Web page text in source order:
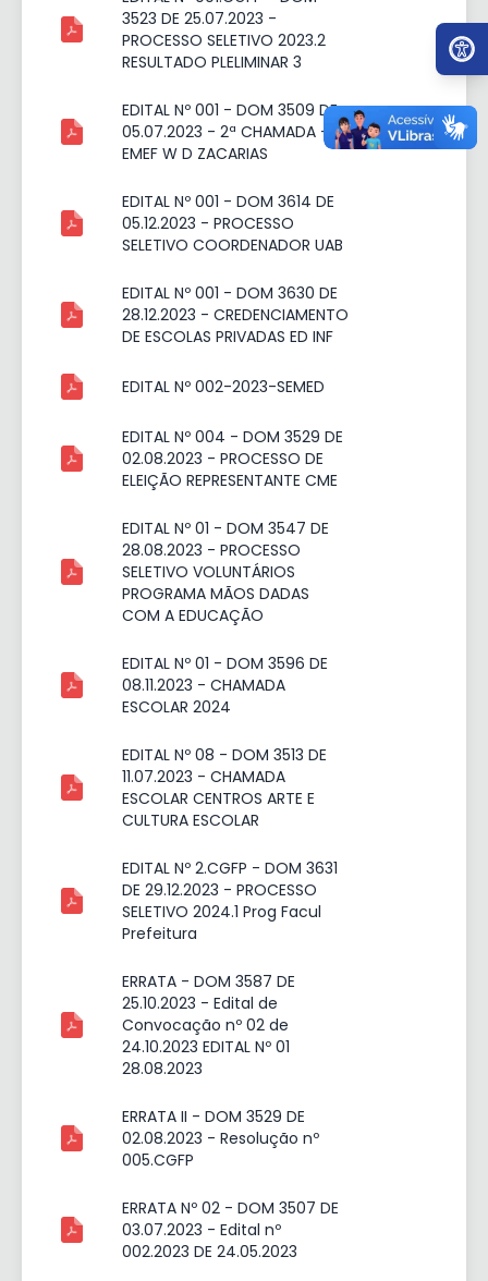
3523 DE 25.07.2023 -
PROCESSO SELETIVO 2023.2
RESULTADO PLELIMINAR 3
EDITAL Nº 001 - DOM 3509 DE
05.07.2023 - 2ª CHAMADA -
EMEF W D ZACARIAS
EDITAL Nº 001 - DOM 3614 DE
05.12.2023 - PROCESSO
SELETIVO COORDENADOR UAB
EDITAL Nº 001 - DOM 3630 DE
28.12.2023 - CREDENCIAMENTO
DE ESCOLAS PRIVADAS ED INF
EDITAL Nº 002-2023-SEMED
EDITAL Nº 004 - DOM 3529 DE
02.08.2023 - PROCESSO DE
ELEIÇÃO REPRESENTANTE CME
EDITAL Nº 01 - DOM 3547 DE
28.08.2023 - PROCESSO
SELETIVO VOLUNTÁRIOS
PROGRAMA MÃOS DADAS
COM A EDUCAÇÃO
EDITAL Nº 01 - DOM 3596 DE
08.11.2023 - CHAMADA
ESCOLAR 2024
EDITAL Nº 08 - DOM 3513 DE
11.07.2023 - CHAMADA
ESCOLAR CENTROS ARTE E
CULTURA ESCOLAR
EDITAL Nº 2.CGFP - DOM 3631
DE 29.12.2023 - PROCESSO
SELETIVO 2024.1 Prog Facul
Prefeitura
ERRATA - DOM 3587 DE
25.10.2023 - Edital de
Convocação nº 02 de
24.10.2023 EDITAL Nº 01
28.08.2023
ERRATA II - DOM 3529 DE
02.08.2023 - Resolução nº
005.CGFP
ERRATA Nº 02 - DOM 3507 DE
03.07.2023 - Edital nº
002.2023 DE 24.05.2023
Ir